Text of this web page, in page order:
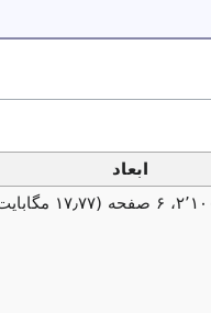
ابعاد
(۱۷٫۷۷ مگابایت)